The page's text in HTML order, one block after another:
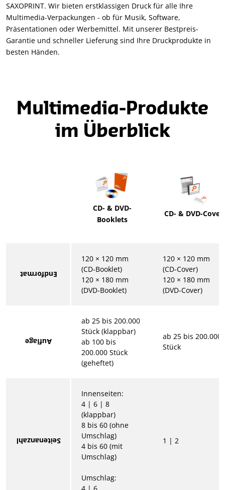
SAXOPRINT. Wir bieten erstklassigen Druck für alle Ihre
Multimedia-Verpackungen - ob für Musik, Software,
Präsentationen oder Werbemittel. Mit unserer Bestpreis-
Garantie und schneller Lieferung sind Ihre Druckprodukte in
besten Händen.
Multimedia-Produkte
im Überblick
CD- & DVD-
Booklets
CD- & DVD-Cover
Endformat
120 × 120 mm
(CD-Booklet)
120 × 180 mm
(DVD-Booklet)
120 × 120 mm
(CD-Cover)
120 × 180 mm
(DVD-Cover)
Auflage
ab 25 bis 200.000
Stück (klappbar)
ab 100 bis
200.000 Stück
(geheftet)
ab 25 bis 200.000
Stück
Seitenanzahl
Innenseiten:
4 | 6 | 8
(klappbar)
8 bis 60 (ohne
Umschlag)
4 bis 60 (mit
Umschlag)
Umschlag:
1 | 2